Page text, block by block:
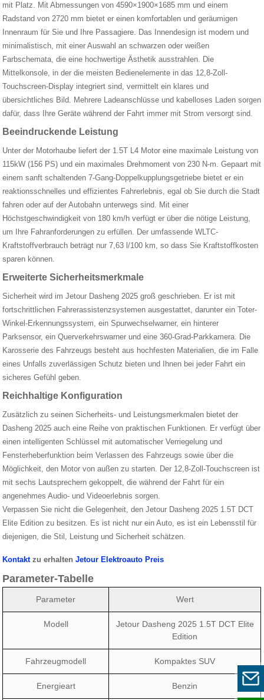
mit Platz. Mit Abmessungen von 4590×1900×1685 mm und einem
Radstand von 2720 mm bietet er einen komfortablen und geräumigen
Innenraum für Sie und Ihre Passagiere. Das Innendesign ist modern und
minimalistisch, mit einer Auswahl an schwarzen oder weißen
Farbschemata, die eine hochwertige Ästhetik ausstrahlen. Die
Mittelkonsole, in der die meisten Bedienelemente in das 12,8-Zoll-
Touchscreen-Display integriert sind, vermittelt ein klares und
übersichtliches Bild. Mehrere Ladeanschlüsse und kabelloses Laden sorgen
dafür, dass Ihre Geräte während der Fahrt immer mit Strom versorgt sind.
Beeindruckende Leistung
Unter der Motorhaube liefert der 1.5T L4 Motor eine maximale Leistung von
115kW (156 PS) und ein maximales Drehmoment von 230 N-m. Gepaart mit
einem sanft schaltenden 7-Gang-Doppelkupplungsgetriebe bietet er ein
reaktionsschnelles und effizientes Fahrerlebnis, egal ob Sie durch die Stadt
fahren oder auf der Autobahn unterwegs sind. Mit einer
Höchstgeschwindigkeit von 180 km/h verfügt er über die nötige Leistung,
um Ihre Fahranforderungen zu erfüllen. Der umfassende WLTC-
Kraftstoffverbrauch beträgt nur 7,63 l/100 km, so dass Sie Kraftstoffkosten
sparen können.
Erweiterte Sicherheitsmerkmale
Sicherheit wird im Jetour Dasheng 2025 groß geschrieben. Er ist mit
fortschrittlichen Fahrerassistenzsystemen ausgestattet, darunter ein Toter-
Winkel-Erkennungssystem, ein Spurwechselwarner, ein hinterer
Parksensor, ein Querverkehrswarner und eine 360-Grad-Parkkamera. Die
Karosserie des Fahrzeugs besteht aus hochfesten Materialien, die im Falle
eines Unfalls zuverlässigen Schutz bieten und Ihnen bei jeder Fahrt ein
sicheres Gefühl geben.
Reichhaltige Konfiguration
Zusätzlich zu seinen Sicherheits- und Leistungsmerkmalen bietet der
Dasheng 2025 auch eine Reihe von praktischen Funktionen. Er verfügt über
einen intelligenten Schlüssel mit automatischer Verriegelung und
Fensterheberfunktion beim Verlassen des Fahrzeugs sowie über die
Möglichkeit, den Motor von außen zu starten. Der 12,8-Zoll-Touchscreen ist
mit sechs Lautsprechern gekoppelt, die während der Fahrt für ein
angenehmes Audio- und Videoerlebnis sorgen.
Verpassen Sie nicht die Gelegenheit, den Jetour Dasheng 2025 1.5T DCT
Elite Edition zu besitzen. Es ist nicht nur ein Auto, es ist ein Lebensstil für
diejenigen, die Stil, Leistung und Sicherheit schätzen.
Kontaktzu erhaltenJetour Elektroauto Preis
Parameter-Tabelle
Parameter Wert
Modell
Jetour Dasheng 2025 1.5T DCT Elite
Edition
Fahrzeugmodell Kompaktes SUV
Energieart Benzin